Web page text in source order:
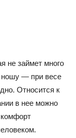
не займет много
ношу — при весе
Относится к
в нее можно